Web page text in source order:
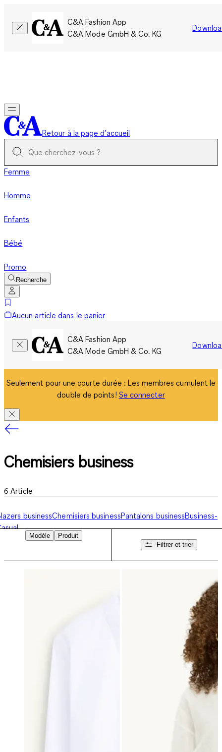
C&A Fashion App
C&A Mode GmbH & Co. KG
Retour à la page d’accueil
Femme
Homme
Enfants
Bébé
Promo
Recherche
Aucun article dans le panier
C&A Fashion App
C&A Mode GmbH & Co. KG
Seulement pour une courte durée : Les membres cumulent le
double de points! Se connecter
Chemisiers business
6 Article
businessChemisiers businessPantalons businessBusiness-
Modèle
Produit
Filtrer et trier